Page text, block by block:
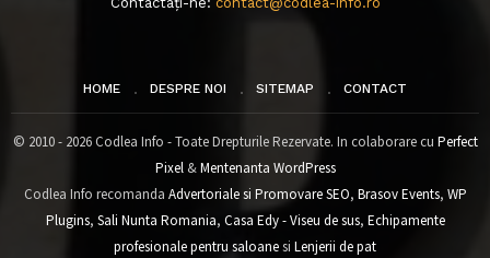
HOME DESPRE NOI SITEMAP CONTACT
© 2010 - 2026 Codlea Info - Toate Drepturile Rezervate. In colaborare cu Perfect
Pixel&Mentenanta WordPress
Codlea Info recomanda Advertoriale si Promovare SEO, Brasov Events, WP
Plugins, Sali Nunta Romania, Casa Edy - Viseu de sus, Echipamente
profesionale pentru saloanesi Lenjerii de pat